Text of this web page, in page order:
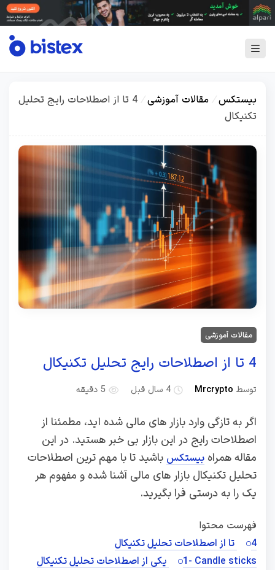
بیستکس مقالات آموزشی
4 تا از اصطلاحات رایج تحلیل
تکنیکال
مقالات آموزشی
4 تا از اصطلاحات رایج تحلیل تکنیکال
توسط Mrcrypto 4 سال قبل 5 دقیقه
اگر به تازگی وارد بازار های مالی شده اید، مطمئنا از
اصطلاحات رایج در این بازار بی خبر هستید. در این
مقاله همراه بیستکس باشید تا با مهم ترین اصطلاحات
تحلیل تکنیکال بازار های مالی آشنا شده و مفهوم هر
یک را به درستی فرا بگیرید.
فهرست محتوا
4 تا از اصطلاحات تحلیل تکنیکال
1- Candle sticks یکی از اصطلاحات تحلیل تکنیکال